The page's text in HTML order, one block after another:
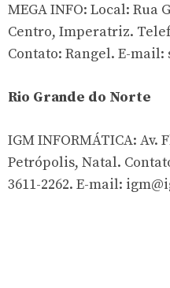
MEGA INFO: Local: Rua
Centro, Imperatriz.
Contato: Rangel. E-mail:
Rio Grande do Norte
IGM INFORMÁTICA: Av.
Petrópolis, Natal.
3611-2262. E-mail: